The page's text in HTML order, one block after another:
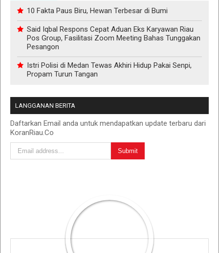
10 Fakta Paus Biru, Hewan Terbesar di Bumi
Said Iqbal Respons Cepat Aduan Eks Karyawan Riau
Pos Group, Fasilitasi Zoom Meeting Bahas Tunggakan
Pesangon
Istri Polisi di Medan Tewas Akhiri Hidup Pakai Senpi,
Propam Turun Tangan
LANGGANAN BERITA
Daftarkan Email anda untuk mendapatkan update terbaru dari
KoranRiau.Co